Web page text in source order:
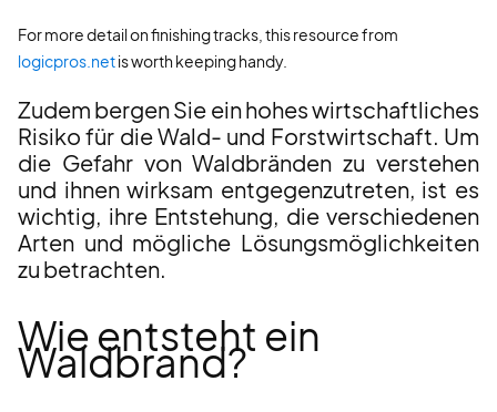
For more detail on finishing tracks, this resource from
logicpros.netis worth keeping handy.
Zudem bergen Sie ein hohes wirtschaftliches
Risiko für die Wald- und Forstwirtschaft. Um
die Gefahr von Waldbränden zu verstehen
und ihnen wirksam entgegenzutreten, ist es
wichtig, ihre Entstehung, die verschiedenen
Arten und mögliche Lösungsmöglichkeiten
zu betrachten.
Wie entsteht ein
Waldbrand?